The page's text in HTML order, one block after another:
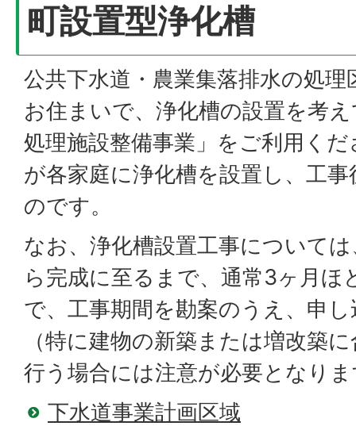
町設置型浄化槽
公共下水道・農業集落排水の処
お住まいで、浄化槽の設置を考
処理施設整備事業」をご利用く
が各家庭に浄化槽を設置し、工
のです。
なお、浄化槽設置工事について
ら完成に至るまで、通常3ヶ月ほ
で、工事期間を勘案のうえ、申
（特に建物の新築または増改築
行う場合には注意が必要となり
下水道事業計画区域